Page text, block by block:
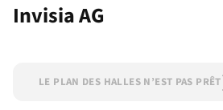
Invisia AG
LE PLAN DES HALLES N’EST PAS PRÊT